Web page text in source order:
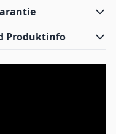
Produktinfo